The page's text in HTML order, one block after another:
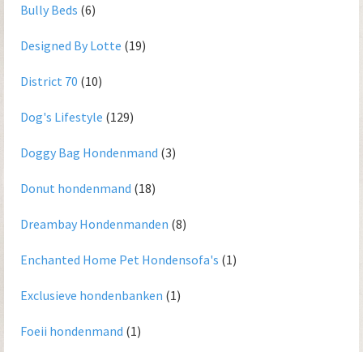
Bully Beds (6)
Designed By Lotte (19)
District 70 (10)
Dog's Lifestyle (129)
Doggy Bag Hondenmand (3)
Donut hondenmand (18)
Dreambay Hondenmanden (8)
Enchanted Home Pet Hondensofa's (1)
Exclusieve hondenbanken (1)
Foeii hondenmand (1)